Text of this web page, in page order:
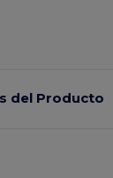
del Producto